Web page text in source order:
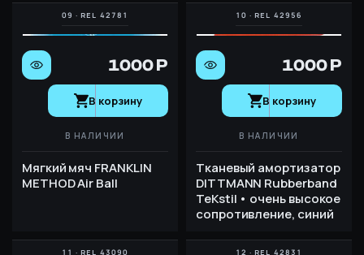
1000 Р
В корзину
В НАЛИЧИИ
Мягкий мяч FRANKLIN
METHOD Air Ball
1000 Р
В корзину
В НАЛИЧИИ
Тканевый амортизатор
DITTMANN Rubberband
TeKstil • очень высокое
сопротивление, синий